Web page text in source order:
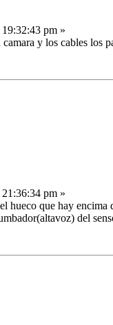
pm »
y los cables los
pm »
hueco que hay
del